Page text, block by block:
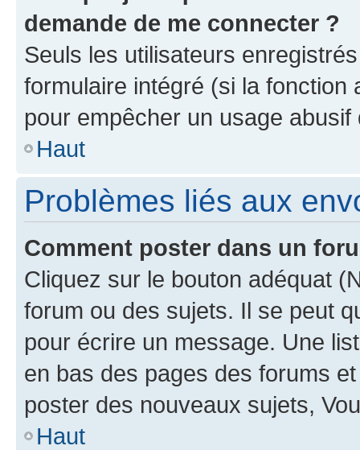
demande de me connecter ?
Seuls les utilisateurs
formulaire intégré (si la fonction
pour empêcher un usage
Haut
Problèmes liés aux
Comment poster dans un
Cliquez sur le bouton adéquat
forum ou des sujets. Il se peut
pour écrire un message. Une
en bas des pages des forums
poster des nouveaux sujets,
Haut